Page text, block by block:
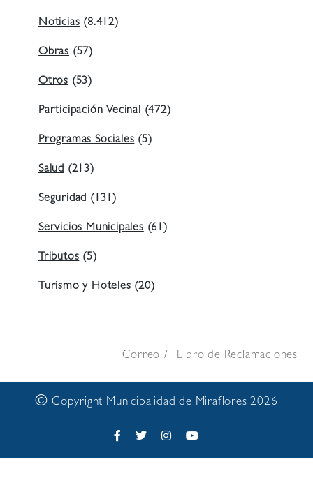
Noticias (8.412)
Obras (57)
Otros (53)
Participación Vecinal (472)
Programas Sociales (5)
Salud (213)
Seguridad (131)
Servicios Municipales (61)
Tributos (5)
Turismo y Hoteles (20)
Correo Libro de Reclamaciones
© Copyright Municipalidad de Miraflores 2026